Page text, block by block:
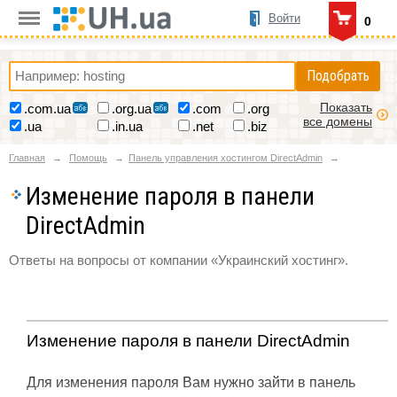
0
Войти
Подобрать
.com.ua .org.ua .com
.org
.ua
.in.ua .net .biz
Показать
все домены
Главная Помощь Панель управления хостингом DirectAdmin
Изменение пароля в панели
DirectAdmin
Ответы на вопросы от компании «Украинский хостинг».
Изменение пароля в панели DirectAdmin
Для изменения пароля Вам нужно зайти в панель